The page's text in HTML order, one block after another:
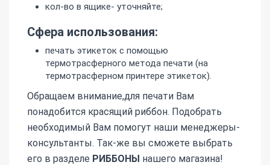
кол-во в ящике- уточняйте;
Сфера использования:
печать этикеток с помощью
термотрасферного метода печати (на
термотрасферном принтере этикеток).
Обращаем внимание,для печати Вам
понадобится красящий риббон. Подобрать
необходимый Вам помогут наши менеджеры-
консультанты. Так-же вы сможете выбрать
его в разделе РИББОНЫ нашего магазина!